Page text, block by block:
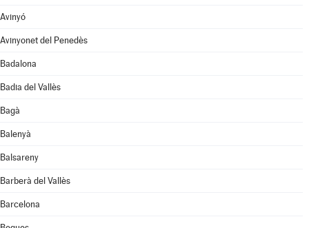
Avinyó
Avinyonet del Penedès
Badalona
Badia del Vallès
Bagà
Balenyà
Balsareny
Barberà del Vallès
Barcelona